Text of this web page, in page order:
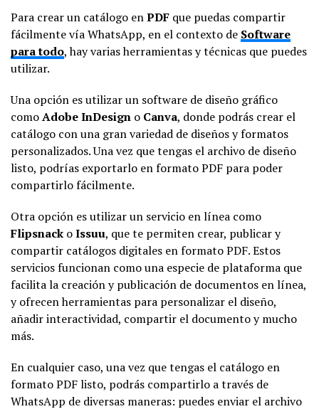
Para crear un catálogo enPDF que puedas compartir
fácilmente vía WhatsApp, en el contexto de Software
para todo, hay varias herramientas y técnicas que puedes
utilizar.
Una opción es utilizar un software de diseño gráfico
comoAdobe InDesign o Canva, donde podrás crear el
catálogo con una gran variedad de diseños y formatos
personalizados. Una vez que tengas el archivo de diseño
listo, podrías exportarlo en formato PDF para poder
compartirlo fácilmente.
Otra opción es utilizar un servicio en línea como
Flipsnack oIssuu, que te permiten crear, publicar y
compartir catálogos digitales en formato PDF. Estos
servicios funcionan como una especie de plataforma que
facilita la creación y publicación de documentos en línea,
y ofrecen herramientas para personalizar el diseño,
añadir interactividad, compartir el documento y mucho
más.
En cualquier caso, una vez que tengas el catálogo en
formato PDF listo, podrás compartirlo a través de
WhatsApp de diversas maneras: puedes enviar el archivo